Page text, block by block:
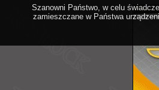
Szanowni Państwo, w celu
zamieszczane w Państwa